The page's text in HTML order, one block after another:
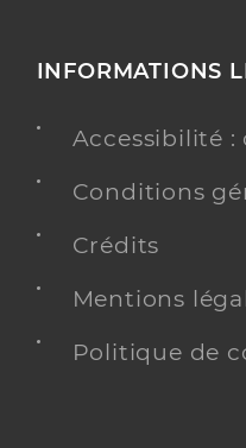
INFORMATIONS
Accessibilité
Conditions
Crédits
Mentions
Politique de